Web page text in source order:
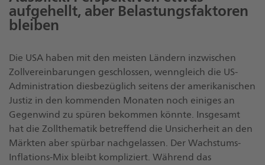
aufgehellt, aber Belastungsfaktoren
bleiben
Die USA haben mit den meisten Ländern inzwischen
Zollvereinbarungen geschlossen, wenngleich die US-
Administration diesbezüglich seitens der amerikanischen
Justiz in den kommenden Monaten noch einiges an
Gegenwind zu spüren bekommen könnte. Insgesamt
hat die Zollthematik betreffend die Unsicherheit an den
Märkten aber spürbar nachgelassen. Der Wachstums-
Inflations-Mix bleibt kompliziert. Während das